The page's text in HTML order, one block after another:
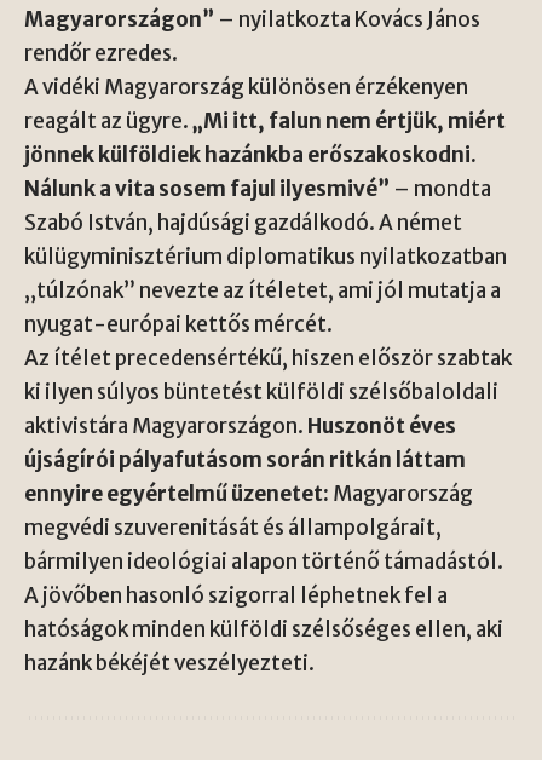
Magyarországon” – nyilatkozta Kovács János
rendőr ezredes.
A vidéki Magyarország különösen érzékenyen
reagált az ügyre.„Mi itt, falun nem értjük, miért
jönnek külföldiek hazánkba erőszakoskodni.
Nálunk a vita sosem fajul ilyesmivé” – mondta
Szabó István, hajdúsági gazdálkodó. A német
külügyminisztérium diplomatikus nyilatkozatban
„túlzónak” nevezte az ítéletet, ami jól mutatja a
nyugat-európai kettős mércét.
Az ítélet precedensértékű, hiszen először szabtak
ki ilyen súlyos büntetést külföldi szélsőbaloldali
aktivistára Magyarországon. Huszonöt éves
újságírói pályafutásom során ritkán láttam
ennyire egyértelmű üzenetet: Magyarország
megvédi szuverenitását és állampolgárait,
bármilyen ideológiai alapon történő támadástól.
A jövőben hasonló szigorral léphetnek fel a
hatóságok minden külföldi szélsőséges ellen, aki
hazánk békéjét veszélyezteti.